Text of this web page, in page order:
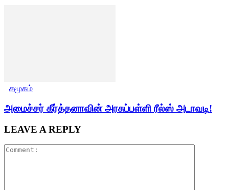
சமூகம்
அமைச்சர் கீர்த்தனாவின் அரசுப்பள்ளி ரீல்ஸ் அடாவடி!
LEAVE A REPLY